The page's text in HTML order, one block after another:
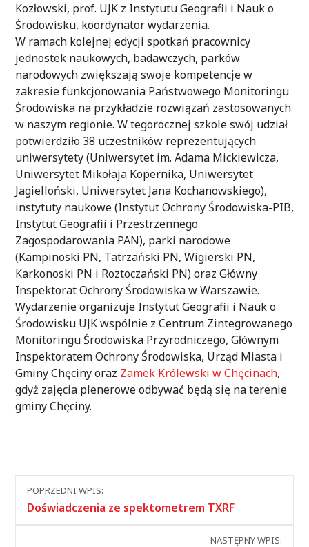
Kozłowski, prof. UJK z Instytutu Geografii i Nauk o
Środowisku, koordynator wydarzenia.
W ramach kolejnej edycji spotkań pracownicy
jednostek naukowych, badawczych, parków
narodowych zwiększają swoje kompetencje w
zakresie funkcjonowania Państwowego Monitoringu
Środowiska na przykładzie rozwiązań zastosowanych
w naszym regionie. W tegorocznej szkole swój udział
potwierdziło 38 uczestników reprezentujących
uniwersytety (Uniwersytet im. Adama Mickiewicza,
Uniwersytet Mikołaja Kopernika, Uniwersytet
Jagielloński, Uniwersytet Jana Kochanowskiego),
instytuty naukowe (Instytut Ochrony Środowiska-PIB,
Instytut Geografii i Przestrzennego
Zagospodarowania PAN), parki narodowe
(Kampinoski PN, Tatrzański PN, Wigierski PN,
Karkonoski PN i Roztoczański PN) oraz Główny
Inspektorat Ochrony Środowiska w Warszawie.
Wydarzenie organizuje Instytut Geografii i Nauk o
Środowisku UJK wspólnie z Centrum Zintegrowanego
Monitoringu Środowiska Przyrodniczego, Głównym
Inspektoratem Ochrony Środowiska, Urząd Miasta i
Gminy Chęciny oraz Zamek Królewski w Chęcinach,
gdyż zajęcia plenerowe odbywać będą się na terenie
gminy Chęciny.
Nawigacja
między
POPRZEDNI WPIS:
Doświadczenia ze spektometrem TXRF
NASTĘPNY WPIS: